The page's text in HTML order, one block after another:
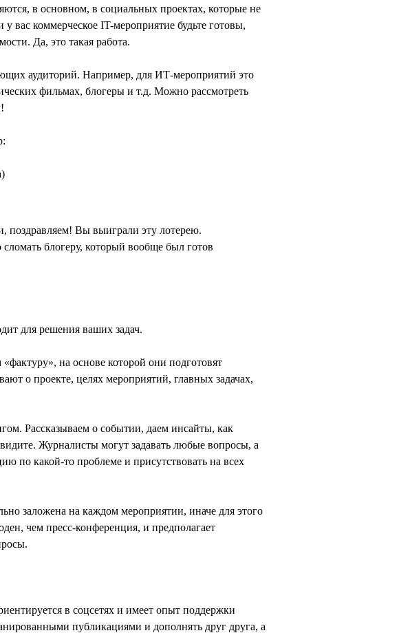
в основном, в социальных проектах, которые не
вас коммерческое IT-мероприятие будьте готовы,
Да, это такая работа.
аудиторий. Например, для ИТ-мероприятий это
фильмах, блогеры и т.д. Можно рассмотреть
поздравляем! Вы выиграли эту лотерею.
блогеру, который вообще был готов
для решения ваших задач.
на основе которой они подготовят
о проекте, целях мероприятий, главных задачах,
Рассказываем о событии, даем инсайты, как
Журналисты могут задавать любые вопросы, а
по какой-то проблеме и присутствовать на всех
заложена на каждом мероприятии, иначе для этого
чем пресс-конференция, и предполагает
в соцсетях и имеет опыт поддержки
публикациями и дополнять друг друга, а